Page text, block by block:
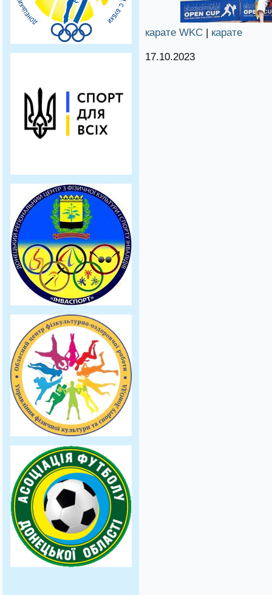
карате WKC | карате
17.10.2023